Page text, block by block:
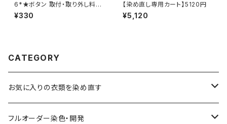
6*★ボタン 取付・取り外し料金
(1個分)
¥330
【染め直し専用カート】5120円
¥5,120
CATEGORY
お気に入りの衣類を染め直す
綿系 100%
フルオーダー染色・開発